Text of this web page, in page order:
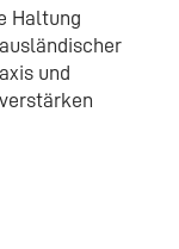
Haltung
und